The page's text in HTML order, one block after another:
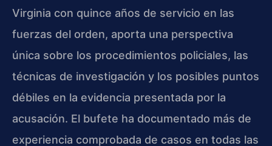
Virginia con quince años de servicio en las
fuerzas del orden, aporta una perspectiva
única sobre los procedimientos policiales, las
técnicas de investigación y los posibles puntos
débiles en la evidencia presentada por la
acusación. El bufete ha documentado más de
experiencia comprobada de casos en todas las